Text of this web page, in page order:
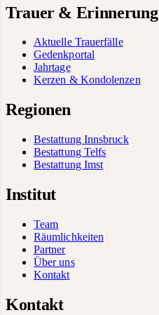
Trauer & Erinnerung
Aktuelle Trauerfälle
Gedenkportal
Jahrtage
Kerzen & Kondolenzen
Regionen
Bestattung Innsbruck
Bestattung Telfs
Bestattung Imst
Institut
Team
Räumlichkeiten
Partner
Über uns
Kontakt
Kontakt